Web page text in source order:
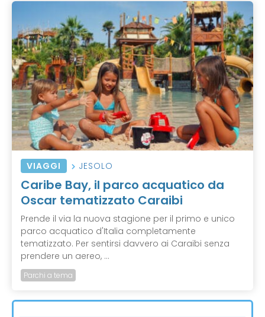
VIAGGI JESOLO
Caribe Bay, il parco acquatico da
Oscar tematizzato Caraibi
Prende il via la nuova stagione per il primo e unico
parco acquatico d'Italia completamente
tematizzato. Per sentirsi davvero ai Caraibi senza
prendere un aereo, ...
Parchi a tema